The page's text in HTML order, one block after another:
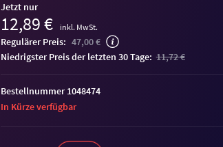
Jetzt nur
12,89 € inkl. MwSt.
Regulärer Preis: 47,00 €
niedrigster Preis der letzten 30 Tage: 11,72 €
Bestellnummer 1048474
In Kürze verfügbar